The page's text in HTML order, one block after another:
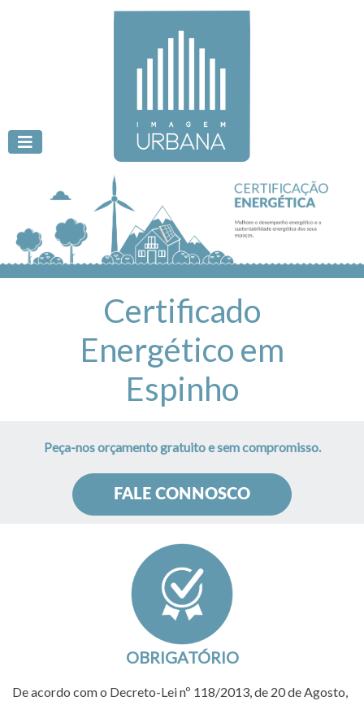
Certificado
Energético em
Espinho
Peça-nos orçamento gratuito e sem compromisso.
FALE CONNOSCO
OBRIGATÓRIO
De acordo com o Decreto-Lei nº 118/2013, de 20 de Agosto,